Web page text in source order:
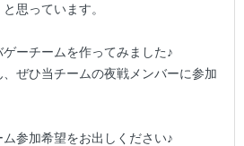
思っています。
ーチームを作ってみました♪
ぜひ当チームの夜戦メンバーに参加
参加希望をお出しください♪